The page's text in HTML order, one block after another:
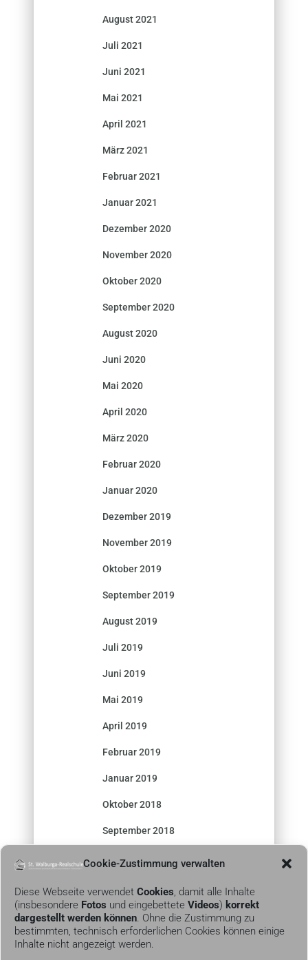
Cookie-Zustimmung verwalten
Diese Webseite verwendet Cookies, damit alle Inhalte
(insbesondere Fotos und eingebettete Videos) korrekt
dargestellt werden können. Ohne die Zustimmung zu
bestimmten, technisch erforderlichen Cookies können einige
Inhalte nicht angezeigt werden.
August 2021
Juli 2021
Juni 2021
Mai 2021
April 2021
März 2021
Februar 2021
Januar 2021
Dezember 2020
November 2020
Oktober 2020
September 2020
August 2020
Juni 2020
Mai 2020
April 2020
März 2020
Februar 2020
Januar 2020
Dezember 2019
November 2019
Oktober 2019
September 2019
August 2019
Juli 2019
Juni 2019
Mai 2019
April 2019
Februar 2019
Januar 2019
Oktober 2018
September 2018
KONTAKT